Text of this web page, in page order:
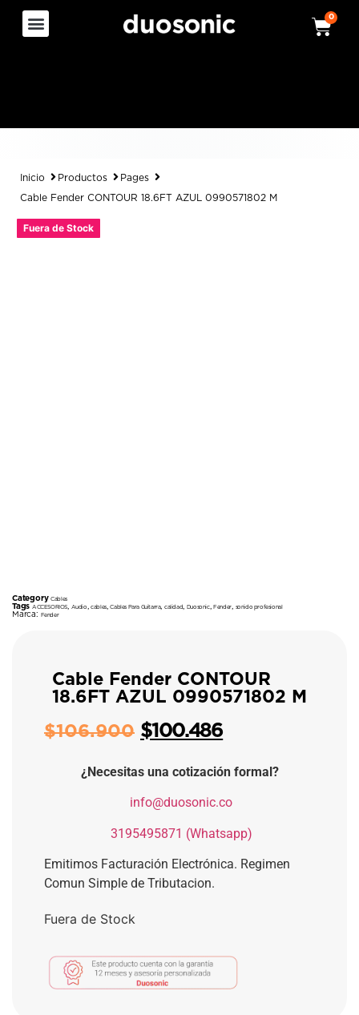
0
Inicio Productos Pages
Cable Fender CONTOUR 18.6FT AZUL 0990571802 M
Fuera de Stock
Category Cables
Tags ACCESORIOS Audio ,cables,Cables Para Guitarra,calidad Duosonic,Fender, sonido profesional
Marca: Fender
Cable Fender CONTOUR
18.6FT AZUL 0990571802 M
$106.900 $100.486
¿Necesitas una cotización formal?
info@duosonic.co
3195495871 (Whatsapp)
Emitimos Facturación Electrónica. Regimen
Comun Simple de Tributacion.
Fuera de Stock